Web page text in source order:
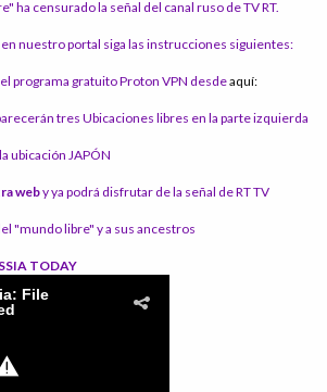
ha censurado la señal del canal ruso de TV RT.
nuestro portal siga las instrucciones siguientes:
programa gratuito Proton VPN desdeaquí:
tres Ubicaciones libres en la parte izquierda
ubicación JAPÓN
weby ya podrá disfrutar de la señal de RT TV
"mundo libre" y a sus ancestros
TODAY